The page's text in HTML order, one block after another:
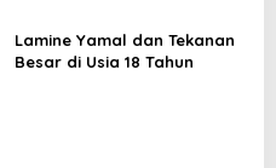
Lamine Yamal dan Tekanan
Besar di Usia 18 Tahun